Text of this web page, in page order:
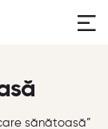
sănătoasă”